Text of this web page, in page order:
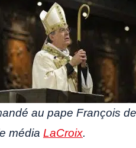
au pape François
média LaCroix.